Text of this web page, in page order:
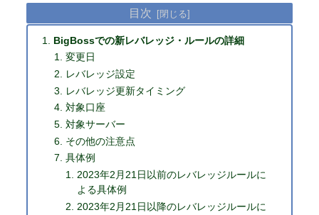
目次
BigBossでの新レバレッジ・ルールの詳細
変更日
レバレッジ設定
レバレッジ更新タイミング
対象口座
対象サーバー
その他の注意点
具体例
2023年2月21日以前のレバレッジルールに
よる具体例
2023年2月21日以降のレバレッジルールに